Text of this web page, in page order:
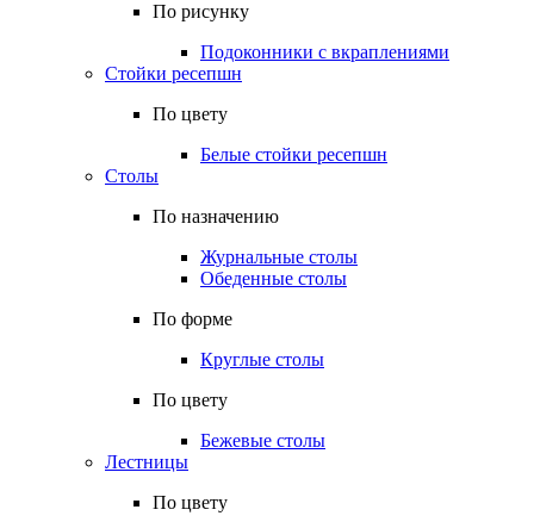
По рисунку
Подоконники с вкраплениями
Стойки ресепшн
По цвету
Белые стойки ресепшн
Столы
По назначению
Журнальные столы
Обеденные столы
По форме
Круглые столы
По цвету
Бежевые столы
Лестницы
По цвету